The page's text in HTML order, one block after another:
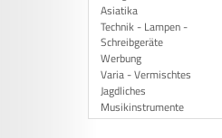
Asiatika
Technik - Lampen -
Schreibgeräte
Werbung
Varia - Vermischtes
Jagdliches
Musikinstrumente